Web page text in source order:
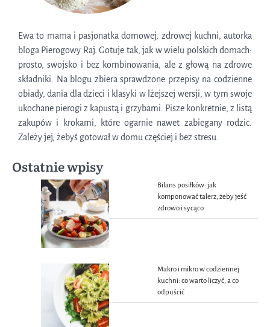
Ewa to mama i pasjonatka domowej, zdrowej kuchni, autorka
bloga Pierogowy Raj. Gotuje tak, jak w wielu polskich domach:
prosto, swojsko i bez kombinowania, ale z głową na zdrowe
składniki. Na blogu zbiera sprawdzone przepisy na codzienne
obiady, dania dla dzieci i klasyki w lżejszej wersji, w tym swoje
ukochane pierogi z kapustą i grzybami. Pisze konkretnie, z listą
zakupów i krokami, które ogarnie nawet zabiegany rodzic.
Zależy jej, żebyś gotował w domu częściej i bez stresu.
Ostatnie wpisy
Bilans posiłków: jak
komponować talerz, żeby jeść
zdrowo i sycąco
Makro i mikro w codziennej
kuchni: co warto liczyć, a co
odpuścić